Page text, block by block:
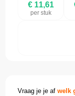
€ 11,61
per stuk
Vraag je je afwelk